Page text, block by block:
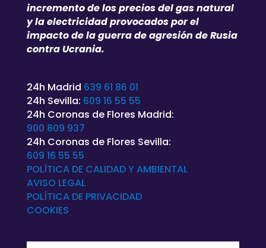
incremento de los precios del gas natural
y la electricidad provocados por el
impacto de la guerra de agresión de Rusia
contra Ucrania.
24h Madrid 639 61 86 01
24h Sevilla: 609 16 55 55
24h Coronas de Flores Madrid:
900 809 937
24h Coronas de Flores Sevilla:
609 16 55 55
POLÍTICA DE CALIDAD Y AMBIENTAL
AVISO LEGAL
POLÍTICA DE PRIVACIDAD
COOKIES